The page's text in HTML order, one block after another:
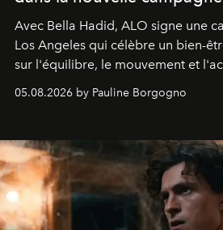
Avec Bella Hadid, ALO signe une
Los Angeles qui célèbre un bien-
sur l'équilibre, le mouvement et
05.08.2026 by Pauline Borgogno